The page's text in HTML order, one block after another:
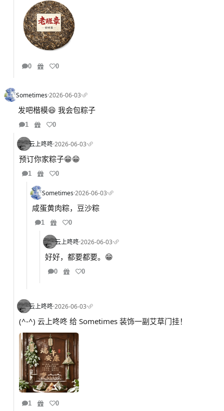
0 0
Sometimes·2026-06-03·
发吧楷模😆 我会包粽子
1 0
云上咚咚·2026-06-03·
预订你家粽子😁😁
1 0
Sometimes·2026-06-03·
咸蛋黄肉粽，豆沙粽
1 0
云上咚咚·2026-06-03·
好好，都要都要。😁
0 0
云上咚咚·2026-06-03·
(^-^) 云上咚咚 给 Sometimes 装饰一副艾草门挂！
1 0